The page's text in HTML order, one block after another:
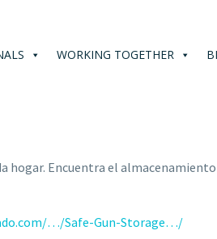
WORKING TOGETHER
hogar. Encuentra el
…/Safe-Gun-Storage…/